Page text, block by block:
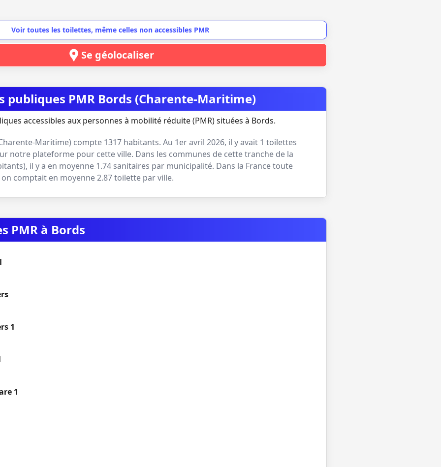
Voir toutes les toilettes, même celles non accessibles PMR
Se géolocaliser
publiques PMR Bords (Charente-Maritime)
accessibles aux personnes à mobilité réduite (PMR) situées à Bords.
Maritime) compte 1317 habitants. Au 1er avril 2026, il y avait 1 toilettes
notre plateforme pour cette ville. Dans les communes de cette tranche de la
), il y a en moyenne 1.74 sanitaires par municipalité. Dans la France toute
comptait en moyenne2.87toilette par ville.
PMR à Bords
1
1